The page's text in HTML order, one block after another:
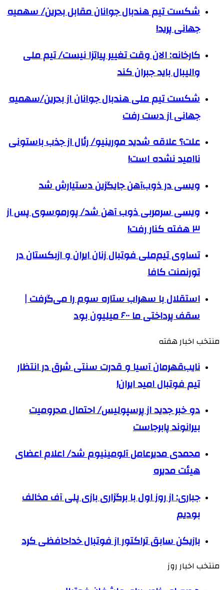
شکست تیم هندبال جوانان مقابل بحرین/ سهمیه
جهانی پرید!
کارخانه: الان وقت تغییر پیاتزا نیست/ تیم ملی
والیبال باید جبران کند
شکست تیم ملی هندبال جوانان از بحرین/سهمیه
جهانی از دست رفت
علت؟ علاقه شدید مورینیو/ رئال از جذب باستونی
ناامید نشده است!
ویسی در ذوب‌آهن جایگزین دستیارش شد
ویسی سرمربی ذوب آهن شد/ پورموسوی پس از
۳ هفته کنار رفت!
تساوی تیم‌ملی فوتبال زنان ایران و ازبکستان در
تورنمنت کافا
استقلال با سهراب ستاره سوم را می‌گرفت |
سقف پرداختی ما ۶۰۰ میلیون بود
منتخب اخبار هفته
نایب‌قهرمان آسیا و قدرت سنتی شرق در انتظار
تیم فوتبال امید ایران!
دو خبر جدید از پرسپولیس/ احتمال محرومیت
بیرانوند پابرجاست
محمدی مدیرعامل آلومینیوم شد/ اعلام اعضای
هیئت‌ مدیره
جباری: از روز اول با برگزاری بازی پلی آف مخالف
بودیم
بازیکن سابق تراکتور از فوتبال خداحافظی کرد
منتخب اخبار روز